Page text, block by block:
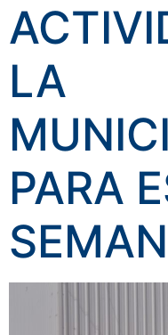
LA
PARA